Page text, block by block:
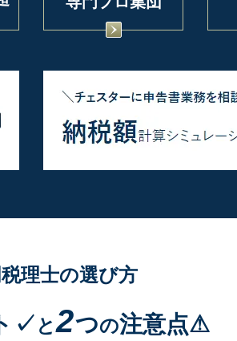
理士の選び方
✓ と2つの注意点⚠